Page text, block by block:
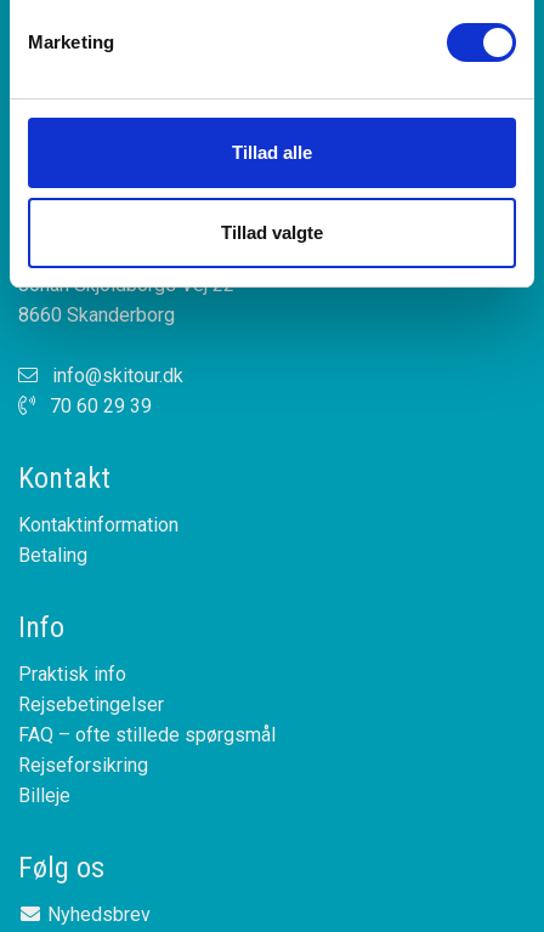
Marketing
Tillad alle
Tillad valgte
Om os
Johan Skjoldborgs Vej 22
8660 Skanderborg
info@skitour.dk
70 60 29 39
Kontakt
Kontaktinformation
Betaling
Info
Praktisk info
Rejsebetingelser
FAQ – ofte stillede spørgsmål
Rejseforsikring
Billeje
Følg os
Nyhedsbrev